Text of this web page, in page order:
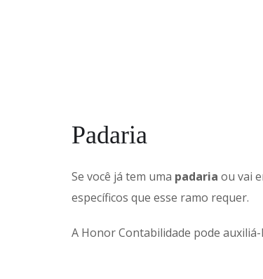
Padaria
Se você já tem uma padaria ou vai
específicos que esse ramo requer.
A Honor Contabilidade pode